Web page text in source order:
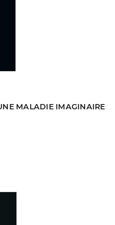
MALADIE IMAGINAIRE